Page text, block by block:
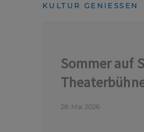
KULTUR GENIESSEN
Sommer auf
28. Mai 2026